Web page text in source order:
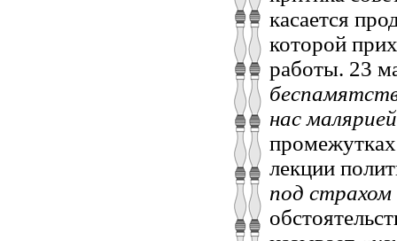
касается
которой
работы. 23
нас
лекции
под